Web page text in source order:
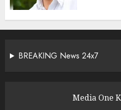
BREAKING News 24x7
Media One